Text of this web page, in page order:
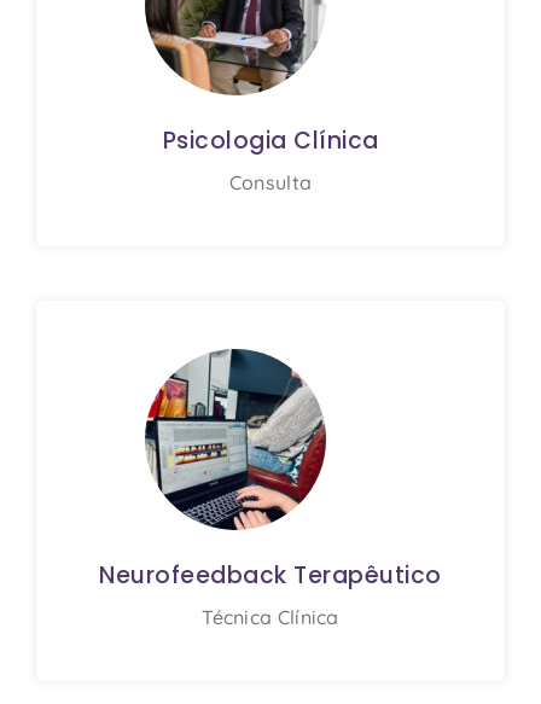
Psicologia Clínica
Consulta
Neurofeedback Terapêutico
Técnica Clínica